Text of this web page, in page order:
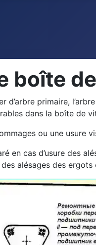
boîte
d’arbre primaire,
dans la boîte de
ou une usure
en cas d’usure des
alésages des